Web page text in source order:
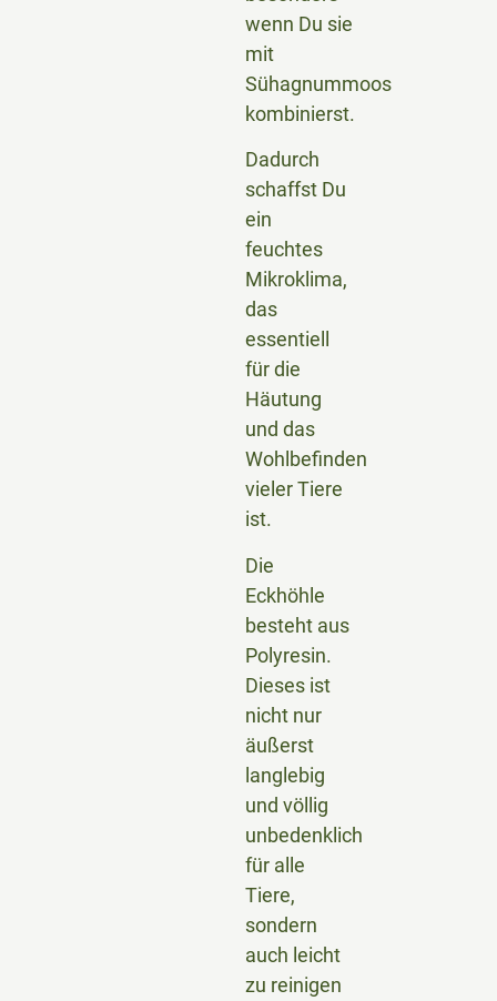
wenn Du sie
mit
Sühagnummoos
kombinierst.
Dadurch
schaffst Du
ein
feuchtes
Mikroklima,
das
essentiell
für die
Häutung
und das
Wohlbefinden
vieler Tiere
ist.
Die
Eckhöhle
besteht aus
Polyresin.
Dieses ist
nicht nur
äußerst
langlebig
und völlig
unbedenklich
für alle
Tiere,
sondern
auch leicht
zu reinigen